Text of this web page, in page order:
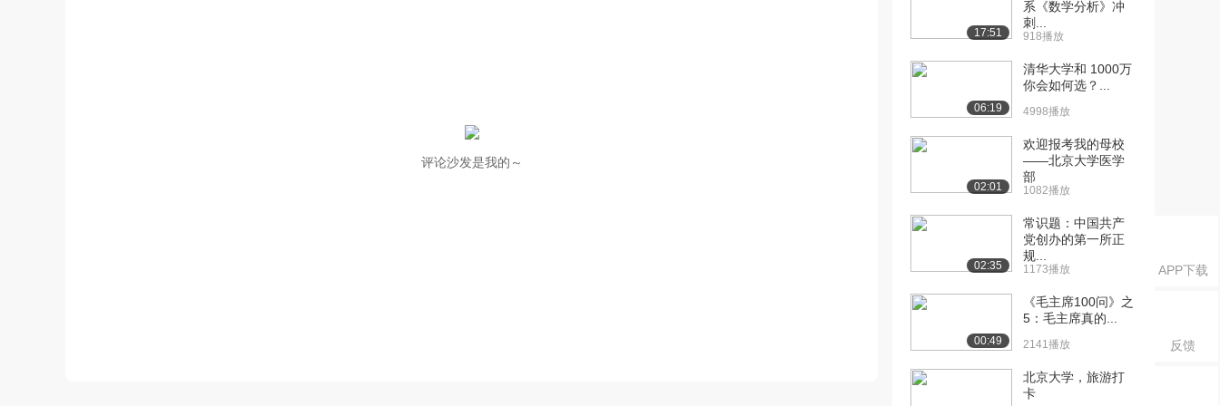
APP下载
反馈
评论沙发是我的～
17:51
系《数学分析》冲
刺...
918播放
06:19
清华大学和 1000万
你会如何选？...
4998播放
02:01
欢迎报考我的母校
——北京大学医学
部
1082播放
02:35
常识题：中国共产
党创办的第一所正
规...
1173播放
00:49
《毛主席100问》之
5：毛主席真的...
2141播放
北京大学，旅游打
卡